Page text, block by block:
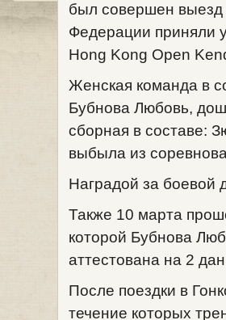
был совершен
Федерации приняли
Hong Kong Open
Женская команда в
Бубнова Любовь,
сборная в составе:
выбыла из
Наградой за боевой
Также 10 марта
которой Бубнова
аттестована на 2
После поездки в
течение которых